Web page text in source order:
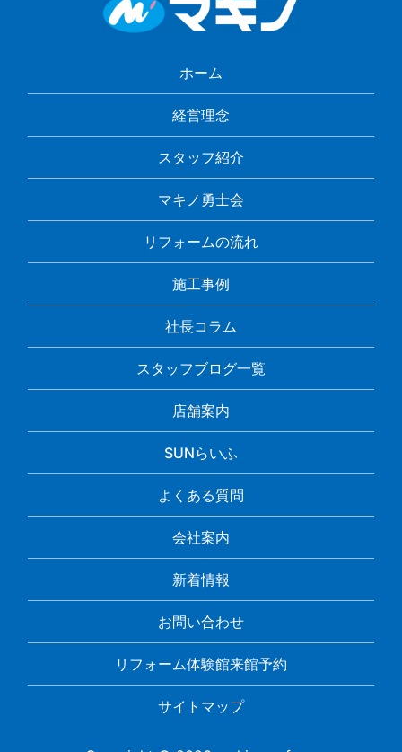
ホーム
経営理念
スタッフ紹介
マキノ勇士会
リフォームの流れ
施工事例
社長コラム
スタッフブログ一覧
店舗案内
SUNらいふ
よくある質問
会社案内
新着情報
お問い合わせ
リフォーム体験館来館予約
サイトマップ